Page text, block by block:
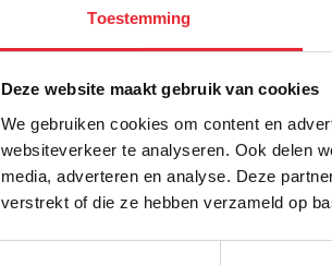
Toestemming
Deze website maakt gebruik van cookies
We gebruiken cookies om content en
websiteverkeer te analyseren. Ook delen
media, adverteren en analyse. Deze
verstrekt of die ze hebben verzameld op
Probeer